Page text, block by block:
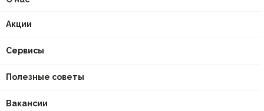
Акции
Сервисы
Полезные советы
Вакансии